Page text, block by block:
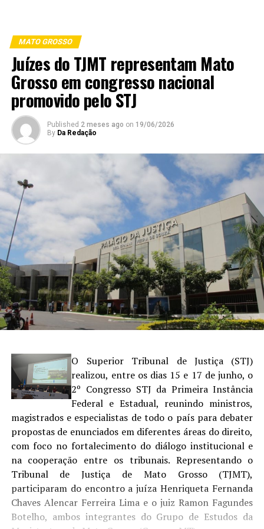
MATO GROSSO
Juízes do TJMT representam Mato
Grosso em congresso nacional
promovido pelo STJ
Published 2 meses ago on 19/06/2026
By Da Redação
O Superior Tribunal de Justiça (STJ)
realizou, entre os dias 15 e 17 de junho, o
2º Congresso STJ da Primeira Instância
Federal e Estadual, reunindo ministros,
magistrados e especialistas de todo o país para debater
propostas de enunciados em diferentes áreas do direito,
com foco no fortalecimento do diálogo institucional e
na cooperação entre os tribunais. Representando o
Tribunal de Justiça de Mato Grosso (TJMT),
participaram do encontro a juíza Henriqueta Fernanda
Chaves Alencar Ferreira Lima e o juiz Ramon Fagundes
Botelho, ambos integrantes do Grupo de Estudos da